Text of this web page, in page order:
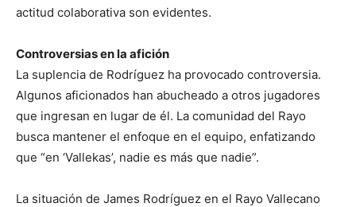
actitud colaborativa son evidentes.
Controversias en la afición
La suplencia de Rodríguez ha provocado controversia.
Algunos aficionados han abucheado a otros jugadores
que ingresan en lugar de él. La comunidad del Rayo
busca mantener el enfoque en el equipo, enfatizando
que “en ‘Vallekas’, nadie es más que nadie”.
La situación de James Rodríguez en el Rayo Vallecano